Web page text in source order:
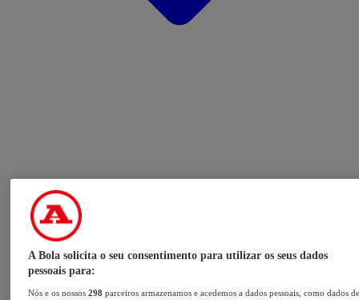
A Bola solicita o seu consentimento para utilizar os seus dados
pessoais para:
Nós e os nossos298 parceiros armazenamos e acedemos a dados pessoais, como dados